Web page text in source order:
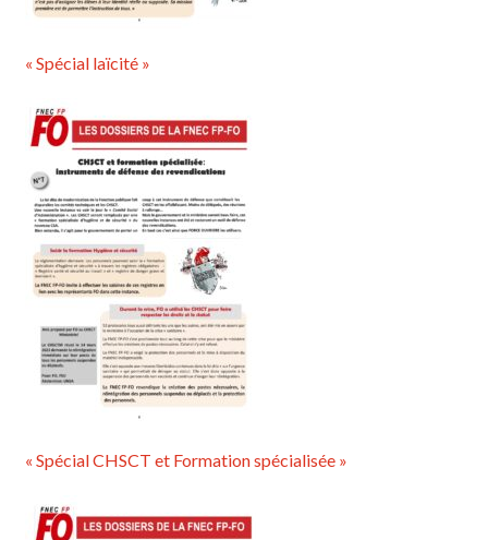
« Spécial laïcité »
« Spécial CHSCT et Formation spécialisée »